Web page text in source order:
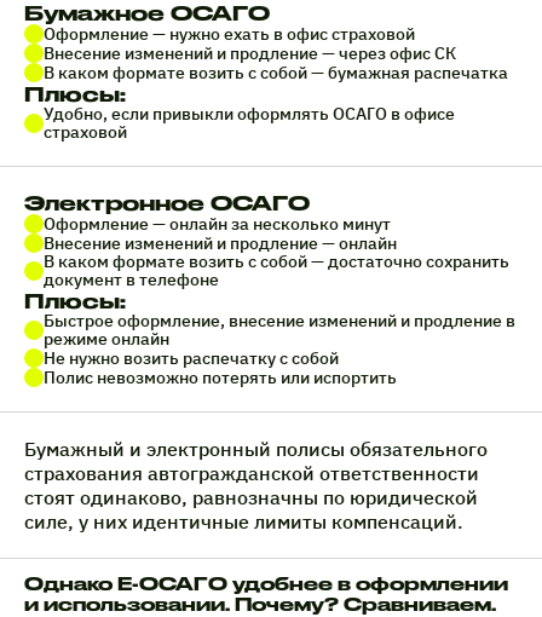
Бумажное ОСАГО
Оформление — нужно ехать в офис страховой
Внесение изменений и продление — через офис СК
В каком формате возить с собой — бумажная распечатка
Плюсы:
Удобно, если привыкли оформлять ОСАГО в офисе
страховой
Электронное ОСАГО
Оформление — онлайн за несколько минут
Внесение изменений и продление — онлайн
В каком формате возить с собой — достаточно сохранить
документ в телефоне
Плюсы:
Быстрое оформление, внесение изменений и продление в
режиме онлайн
Не нужно возить распечатку с собой
Полис невозможно потерять или испортить
Бумажный и электронный полисы обязательного
страхования автогражданской ответственности
стоят одинаково, равнозначны по юридической
силе, у них идентичные лимиты компенсаций.
Однако Е-ОСАГО удобнее в оформлении
и использовании. Почему? Сравниваем.